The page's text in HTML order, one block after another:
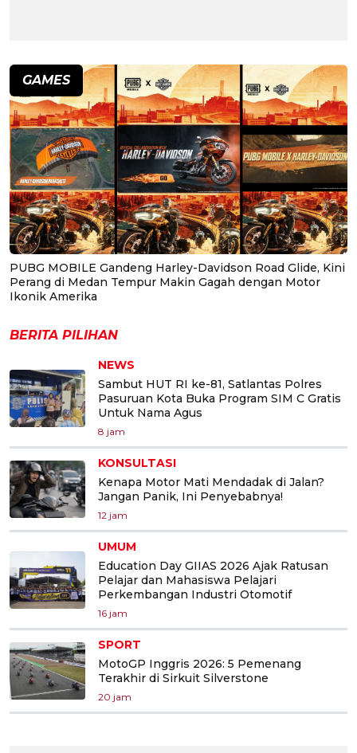
GAMES
PUBG MOBILE Gandeng Harley-Davidson Road Glide, Kini
Perang di Medan Tempur Makin Gagah dengan Motor
Ikonik Amerika
BERITA PILIHAN
NEWS
Sambut HUT RI ke-81, Satlantas Polres
Pasuruan Kota Buka Program SIM C Gratis
Untuk Nama Agus
8 jam
KONSULTASI
Kenapa Motor Mati Mendadak di Jalan?
Jangan Panik, Ini Penyebabnya!
12 jam
UMUM
Education Day GIIAS 2026 Ajak Ratusan
Pelajar dan Mahasiswa Pelajari
Perkembangan Industri Otomotif
16 jam
SPORT
MotoGP Inggris 2026: 5 Pemenang
Terakhir di Sirkuit Silverstone
20 jam